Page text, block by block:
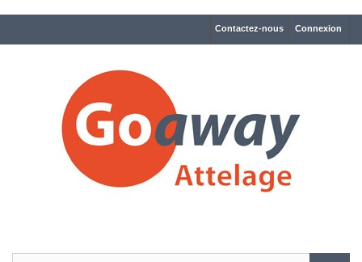
Connexion
Contactez-nous